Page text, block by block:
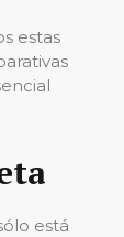
estas
está